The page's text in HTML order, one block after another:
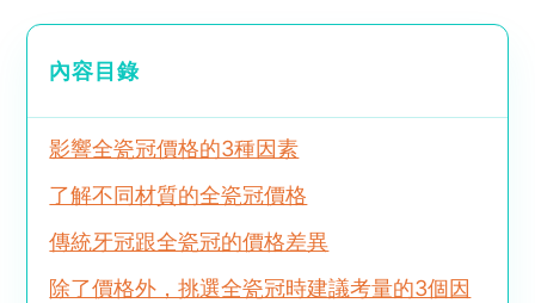
內容目錄
影響全瓷冠價格的3種因素
了解不同材質的全瓷冠價格
傳統牙冠跟全瓷冠的價格差異
除了價格外，挑選全瓷冠時建議考量的3個因